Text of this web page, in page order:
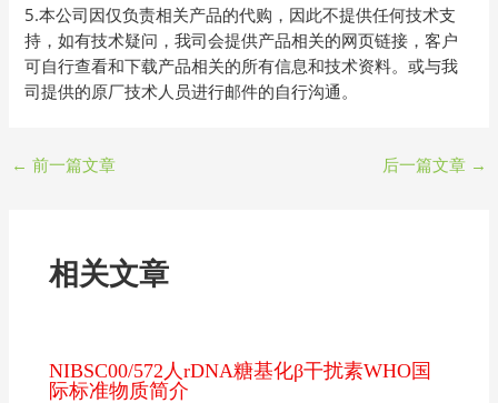
5.本公司因仅负责相关产品的代购，因此不提供任何技术支
持，如有技术疑问，我司会提供产品相关的网页链接，客户
可自行查看和下载产品相关的所有信息和技术资料。或与我
司提供的原厂技术人员进行邮件的自行沟通。
← 前一篇文章 后一篇文章 →
相关文章
NIBSC00/572人rDNA糖基化β干扰素WHO国
际标准物质简介